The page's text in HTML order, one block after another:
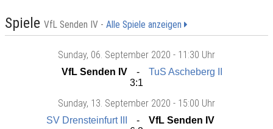
Spiele VfL Senden IV - Alle Spiele anzeigen
Sunday, 06. September 2020 - 11:30 Uhr
VfL Senden IV
TuS Ascheberg II
3:1
Sunday, 13. September 2020 - 15:00 Uhr
SV Drensteinfurt III
VfL Senden IV